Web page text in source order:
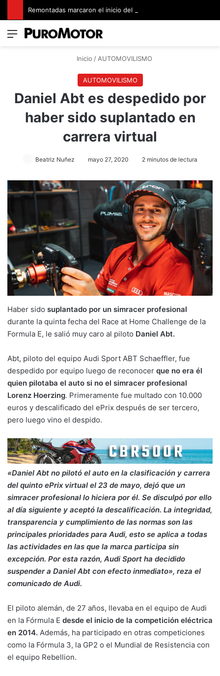
Menú
Inicio / AUTOMOVILISMO
AUTOMOVILISMO
Daniel Abt es despedido por
haber sido suplantado en
carrera virtual
Beatriz Nuñez mayo 27, 2020 2 minutos de lectura
Haber sido suplantado por un simracer profesional
durante la quinta fecha del Race at Home Challenge de la
Formula E, le salió muy caro al piloto Daniel Abt.
Abt, piloto del equipo Audi Sport ABT Schaeffler, fue
despedido por equipo luego de reconocer que no era él
quien pilotaba el auto si no el simracer profesional
Lorenz Hoerzing. Primeramente fue multado con 10.000
euros y descalificado del ePrix después de ser tercero,
pero luego vino el despido.
«Daniel Abt no pilotó el auto en la clasificación y carrera
del quinto ePrix virtual el 23 de mayo, dejó que un
simracer profesional lo hiciera por él. Se disculpó por ello
al día siguiente y aceptó la descalificación. La integridad,
transparencia y cumplimiento de las normas son las
principales prioridades para Audi, esto se aplica a todas
las actividades en las que la marca participa sin
excepción. Por esta razón, Audi Sport ha decidido
suspender a Daniel Abt con efecto inmediato», reza el
comunicado de Audi.
El piloto alemán, de 27 años, llevaba en el equipo de Audi
en la Fórmula E desde el inicio de la competición eléctrica
en 2014. Además, ha participado en otras competiciones
como la Fórmula 3, la GP2 o el Mundial de Resistencia con
el equipo Rebellion.